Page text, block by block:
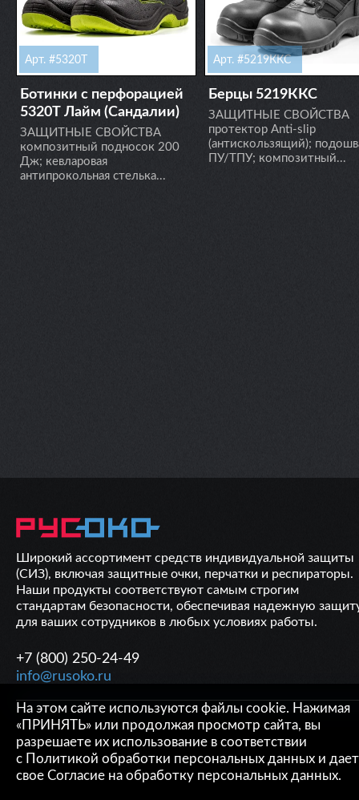
Арт. #5320Т
Ботинки с перфорацией
5320Т Лайм (Сандалии)
ЗАЩИТНЫЕ СВОЙСТВА
композитный подносок 200
Дж; кевларовая
антипрокольная стелька...
Арт. #5219ККС
Берцы 5219ККС
ЗАЩИТНЫЕ СВОЙСТВА
протектор Anti-slip
(антискользящий);
ПУ/ТПУ; композитный...
Широкий ассортимент средств индивидуальной защиты
(СИЗ), включая защитные очки, перчатки и респираторы.
Наши продукты соответствуют самым строгим
стандартам безопасности, обеспечивая надежную
для ваших сотрудников в любых условиях работы.
+7 (800) 250-24-49
info@rusoko.ru
ОБРАТНАЯ СВЯЗЬ
На этом сайте используются файлы cookie. Нажимая
«ПРИНЯТЬ» или продолжая просмотр сайта, вы
разрешаете их использование в соответствии
с Политикой обработки персональных данных и
свое Согласие на обработку персональных данных.